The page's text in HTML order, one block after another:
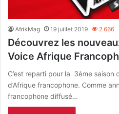
AfrikMag 19 juillet 2019 2 666
Découvrez les
Voice Afrique
C’est reparti pour la 3ème saison
d’Afrique francophone. Comme
francophone diffusé…